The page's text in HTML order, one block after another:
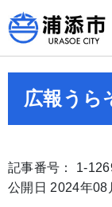
広報うら
記事番号： 1-
公開日 2024年08